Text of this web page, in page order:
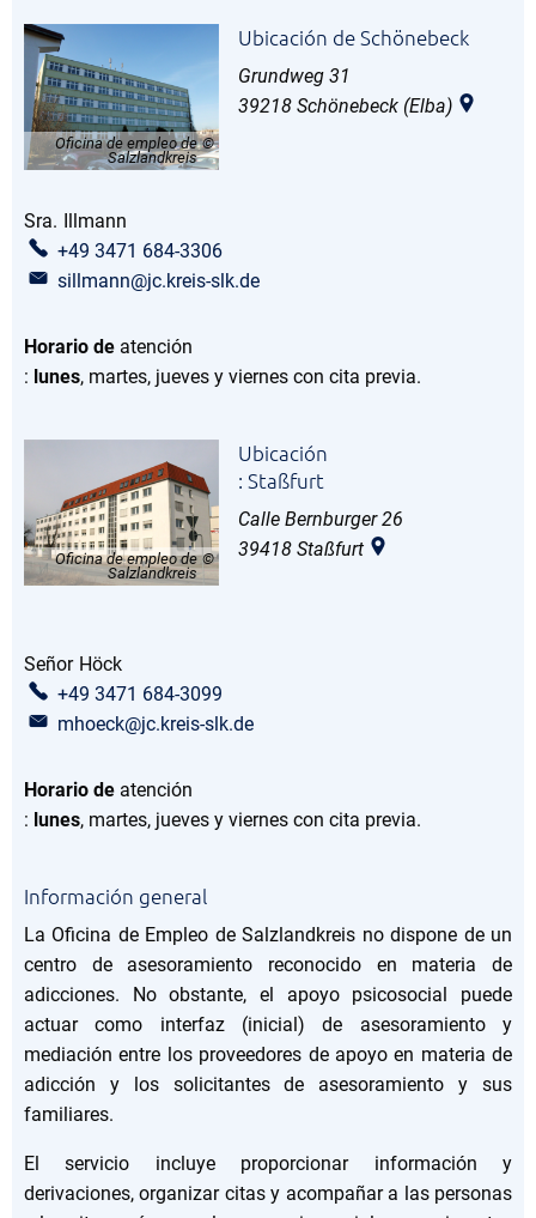
Oficina de empleo de
Salzlandkreis
Ubicación de Schönebeck
Grundweg 31
39218 Schönebeck (Elba)
Sra. Illmann
+49 3471 684-3306
sillmann@jc.kreis-slk.de
Horario de atención
: lunes, martes, jueves y viernes con cita previa.
Oficina de empleo de
Salzlandkreis
Ubicación
: Staßfurt
Calle Bernburger 26
39418 Staßfurt
Señor Höck
+49 3471 684-3099
mhoeck@jc.kreis-slk.de
Horario de atención
: lunes, martes, jueves y viernes con cita previa.
Información general
La Oficina de Empleo de Salzlandkreis no dispone de un
centro de asesoramiento reconocido en materia de
adicciones. No obstante, el apoyo psicosocial puede
actuar como interfaz (inicial) de asesoramiento y
mediación entre los proveedores de apoyo en materia de
adicción y los solicitantes de asesoramiento y sus
familiares.
El servicio incluye proporcionar información y
derivaciones, organizar citas y acompañar a las personas